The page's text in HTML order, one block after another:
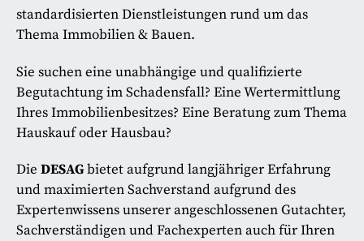
standardisierten Dienstleistungen rund um das
Thema Immobilien & Bauen.
Sie suchen eine unabhängige und qualifizierte
Begutachtung im Schadensfall? Eine Wertermittlung
Ihres Immobilienbesitzes? Eine Beratung zum Thema
Hauskauf oder Hausbau?
Die DESAGbietet aufgrund langjähriger Erfahrung
und maximierten Sachverstand aufgrund des
Expertenwissens unserer angeschlossenen Gutachter,
Sachverständigen und Fachexperten auch für Ihren